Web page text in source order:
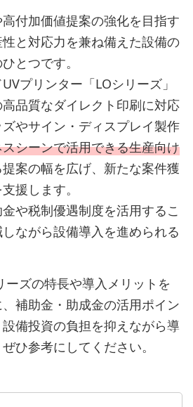
付加価値提案の強化を目指す
と対応力を兼ね備えた設備の
とつです。
プリンター「LOシリーズ」
品質なダイレクト印刷に対応
やサイン・ディスプレイ製作
シーンで活用できる生産向け
案の幅を広げ、新たな案件獲
援します。
や税制優遇制度を活用するこ
ながら設備導入を進められる
ーズの特長や導入メリットを
補助金・助成金の活用ポイン
備投資の負担を抑えながら導
ひ参考にしてください。